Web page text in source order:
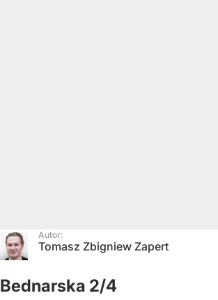
Autor:
Tomasz Zbigniew Zapert
Bednarska 2/4